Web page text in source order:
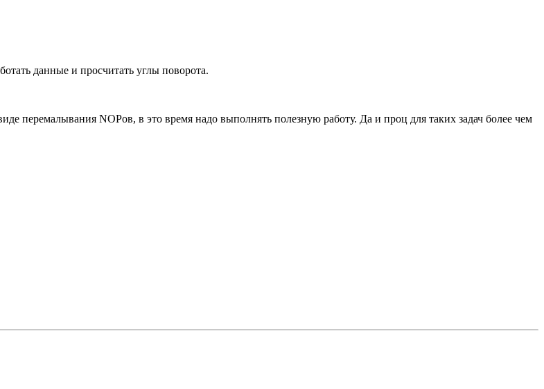
данные и просчитать углы поворота.
перемалывания NOPов, в это время надо выполнять полезную работу. Да и проц для таких задач более чем